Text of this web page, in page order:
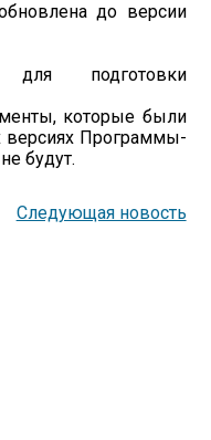
до версии
для подготовки
которые были
Программы-
будут.
Следующая новость